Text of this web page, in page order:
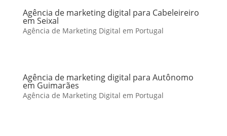
Agência de marketing digital para Cabeleireiro
em Seixal
Agência de Marketing Digital em Portugal
Agência de marketing digital para Autônomo
em Guimarães
Agência de Marketing Digital em Portugal